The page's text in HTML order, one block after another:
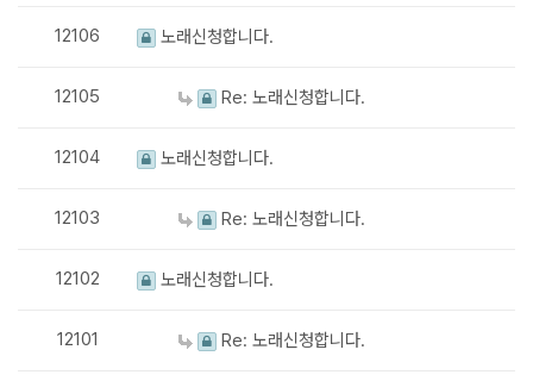
12106 노래신청합니다.
12105 Re: 노래신청합니다.
12104 노래신청합니다.
12103 Re: 노래신청합니다.
12102 노래신청합니다.
12101 Re: 노래신청합니다.